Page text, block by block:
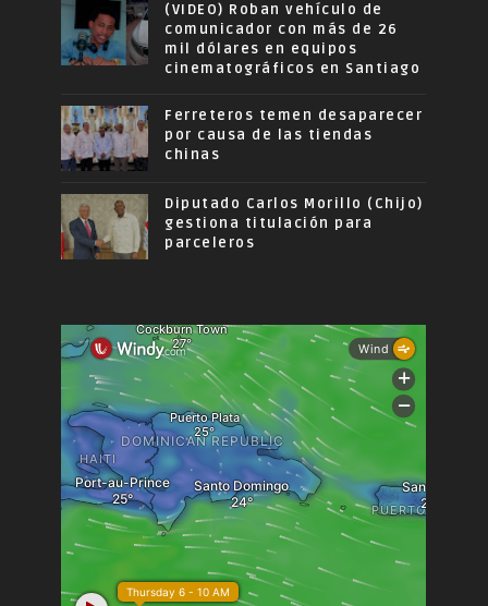
(VIDEO) Roban vehículo de
comunicador con más de 26
mil dólares en equipos
cinematográficos en Santiago
Ferreteros temen desaparecer
por causa de las tiendas
chinas
Diputado Carlos Morillo (Chijo)
gestiona titulación para
parceleros